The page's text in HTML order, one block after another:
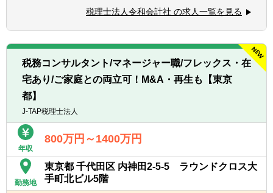
様々な企業の税務業務を通し幅広い経験が積
めます。
※税務関連の業務100％となります。
【同社で働くポイント】
・大手・上場企業の税務を経験することがで
きます。
税理士法人令和会計社 の求人一覧を見る
税務コンサルタント/マネージャー職/フレックス・在
宅あり/ご家庭との両立可！M&A・再生も【東京
都】
J-TAP税理士法人
年収
800万円～1400万円
勤務地
東京都 千代田区 内神田2-5-5 ラウンドクロス大
手町北ビル5階